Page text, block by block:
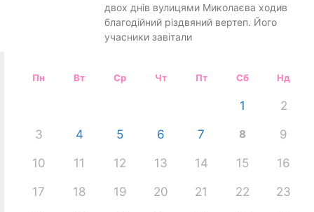
двох днів вулицями Миколаєва ходив
благодійний різдвяний вертеп. Його
учасники завітали
Пн Вт Ср Чт Пт Сб Нд
1 2
3 4 5 6 7 8 9
10 11 12 13 14 15 16
17 18 19 20 21 22 23